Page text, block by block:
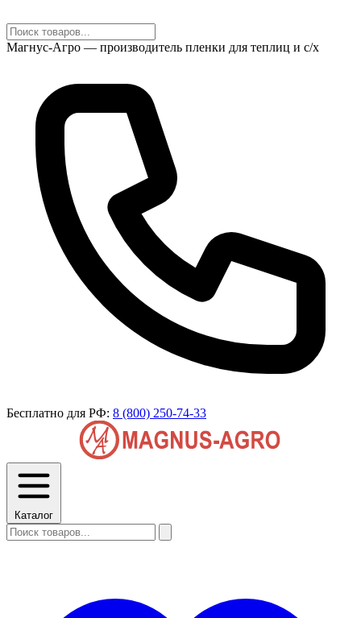
Магнус-Агро — производитель пленки для теплиц и с/х
Бесплатно для РФ: 8 (800) 250-74-33
Каталог